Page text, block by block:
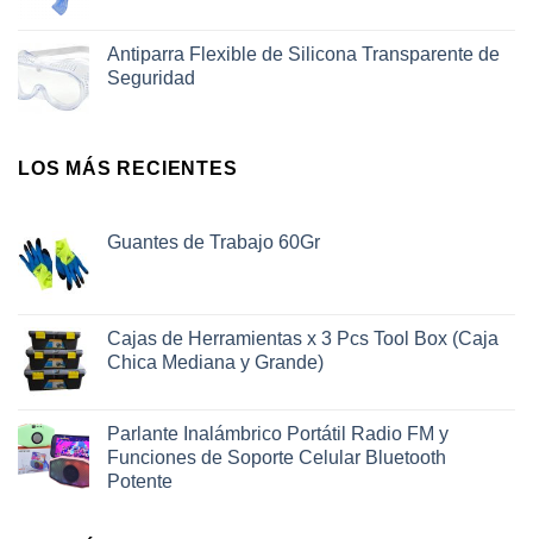
Antiparra Flexible de Silicona Transparente de
Seguridad
LOS MÁS RECIENTES
Guantes de Trabajo 60Gr
Cajas de Herramientas x 3 Pcs Tool Box (Caja
Chica Mediana y Grande)
Parlante Inalámbrico Portátil Radio FM y
Funciones de Soporte Celular Bluetooth
Potente